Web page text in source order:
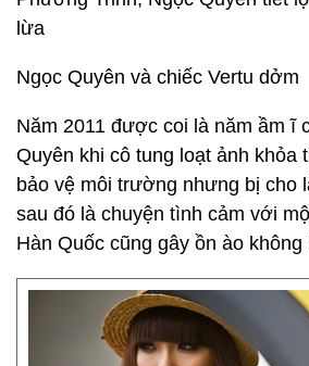
lừa
Ngọc Quyên và chiếc Vertu dởm
Năm 2011 được coi là năm ầm ĩ
Quyên khi cô tung loạt ảnh khỏa
bảo vệ môi trường nhưng bị cho
sau đó là chuyện tình cảm với
Hàn Quốc cũng gây ồn ào không